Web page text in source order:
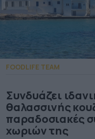
FOODLIFE TEAM
Συνδυάζει
θαλασσινής
παραδοσιακές
χωριών της